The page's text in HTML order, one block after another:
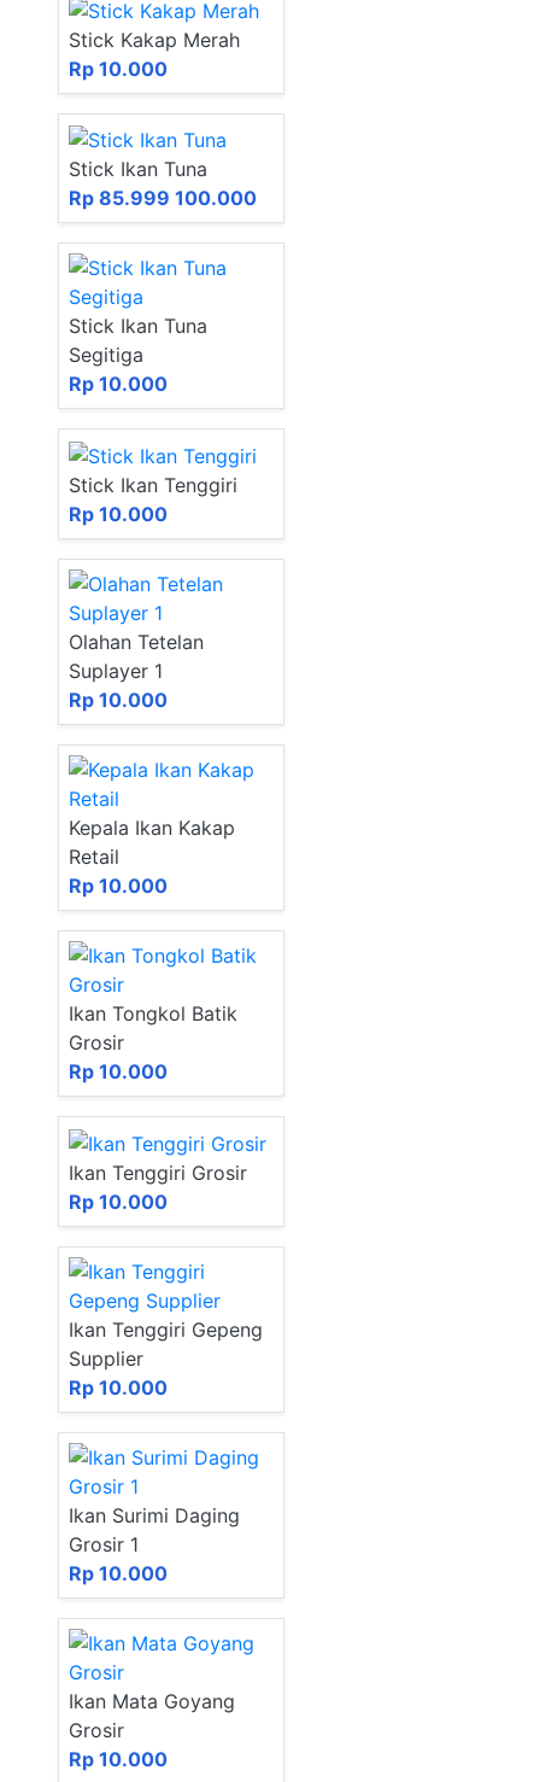
Stick Kakap Merah
Rp 10.000
Stick Ikan Tuna
Rp 85.999 100.000
Stick Ikan Tuna
Segitiga
Rp 10.000
Stick Ikan Tenggiri
Rp 10.000
Olahan Tetelan
Suplayer 1
Rp 10.000
Kepala Ikan Kakap
Retail
Rp 10.000
Ikan Tongkol Batik
Grosir
Rp 10.000
Ikan Tenggiri Grosir
Rp 10.000
Ikan Tenggiri Gepeng
Supplier
Rp 10.000
Ikan Surimi Daging
Grosir 1
Rp 10.000
Ikan Mata Goyang
Grosir
Rp 10.000